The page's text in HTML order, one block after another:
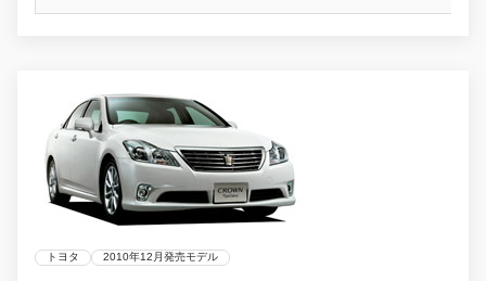
トヨタ 2010年12月発売モデル